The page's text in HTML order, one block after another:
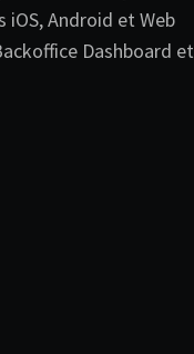
iOS, Android et Web
Dashboard et